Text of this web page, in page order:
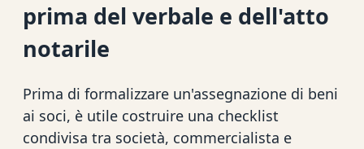
prima del verbale e dell'atto
notarile
Prima di formalizzare un'assegnazione di beni
ai soci, è utile costruire una checklist
condivisa tra società, commercialista e